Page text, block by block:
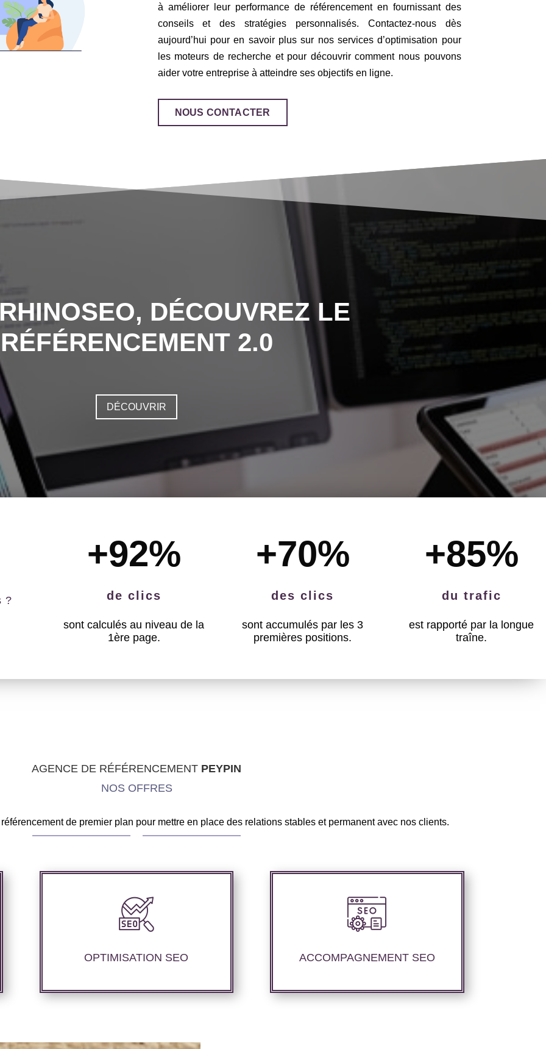
à améliorer leur performance de référencement en fournissant des
conseils et des stratégies personnalisés. Contactez-nous dès
aujourd’hui pour en savoir plus sur nos services d’optimisation pour
les moteurs de recherche et pour découvrir comment nous pouvons
aider votre entreprise à atteindre ses objectifs en ligne.
NOUS CONTACTER
DÉCOUVREZ LE
RÉFÉRENCEMENT 2.0
DÉCOUVRIR
?
+92%
de clics
sont calculés au niveau de la
1ère page.
+70%
des clics
sont accumulés par les 3
premières positions.
+85%
du trafic
est rapporté par la longue
traîne.
AGENCE DE RÉFÉRENCEMENT PEYPIN
NOS OFFRES
de premier plan pour mettre en place des relations stables et permanent avec nos clients.
OPTIMISATION SEO
Notre agence SEO propose des services
d’optimisation technique de site web,
d’ajustement de contenu afin de
ACCOMPAGNEMENT SEO
Nous proposons un suivi et un rapport
de positionnement pour vous permettre
mise en place.